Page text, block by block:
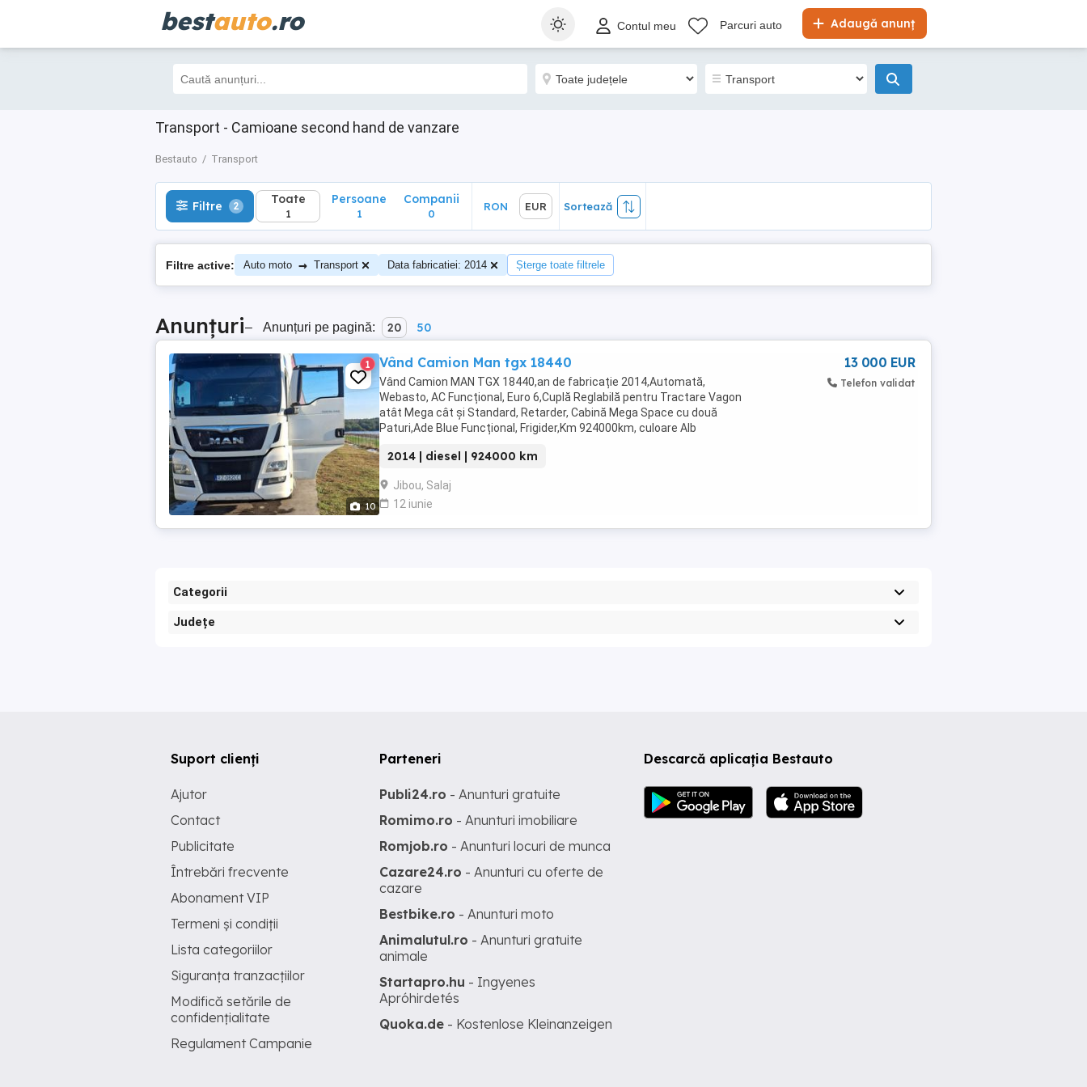
bestauto.ro Adaugă anunț
Contul meu Parcuri auto
Transport - Camioane second hand de vanzare
Bestauto Transport
Filtre 2 Toate
1
Sortează
Filtre 2 Toate
1
Persoane
1
Companii
0
RON EUR Sortează
Filtre active: Auto moto → Transport Data fabricatiei: 2014 Șterge toate filtrele
Anunțuri– Anunțuri pe pagină: 20 50
10
1 Vând Camion Man tgx 18440
Vând Camion MAN TGX 18440,an de fabricație 2014,Automată,
Webasto, AC Funcțional, Euro 6,Cuplă Reglabilă pentru Tractare Vagon
atât Mega cât și Standard, Retarder, Cabină Mega Space cu două
Paturi,Ade Blue Funcțional, Frigider,Km 924000km, culoare Alb
2014 | diesel | 924000 km
Jibou, Salaj
12 iunie
13 000 EUR
Telefon validat
Categorii
Județe
Descarcă aplicația Bestauto
Suport clienți
Ajutor
Contact
Publicitate
Întrebări frecvente
Abonament VIP
Termeni și condiții
Lista categoriilor
Siguranța tranzacțiilor
Modifică setările de
confidențialitate
Regulament Campanie
Parteneri
Publi24.ro - Anunturi gratuite
Romimo.ro - Anunturi imobiliare
Romjob.ro - Anunturi locuri de munca
Cazare24.ro - Anunturi cu oferte de
cazare
Bestbike.ro - Anunturi moto
Animalutul.ro - Anunturi gratuite
animale
Startapro.hu - Ingyenes
Apróhirdetés
Quoka.de - Kostenlose Kleinanzeigen